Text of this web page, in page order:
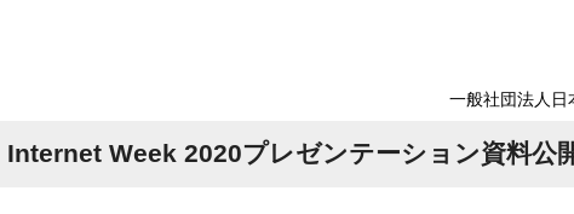
一般社団法人日
Internet Week 2020プレゼンテーション資料公